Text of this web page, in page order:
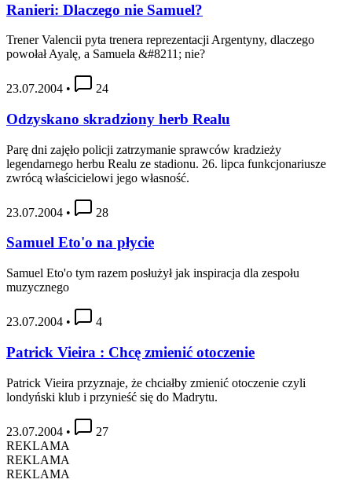
Ranieri: Dlaczego nie Samuel?
Trener Valencii pyta trenera reprezentacji Argentyny, dlaczego
powołał Ayalę, a Samuela &#8211; nie?
23.07.2004 • 24
Odzyskano skradziony herb Realu
Parę dni zajęło policji zatrzymanie sprawców kradzieży
legendarnego herbu Realu ze stadionu. 26. lipca funkcjonariusze
zwrócą właścicielowi jego własność.
23.07.2004 • 28
Samuel Eto'o na płycie
Samuel Eto'o tym razem posłużył jak inspiracja dla zespołu
muzycznego
23.07.2004 • 4
Patrick Vieira : Chcę zmienić otoczenie
Patrick Vieira przyznaje, że chciałby zmienić otoczenie czyli
londyński klub i przynieść się do Madrytu.
23.07.2004 •
27
REKLAMA
REKLAMA
REKLAMA